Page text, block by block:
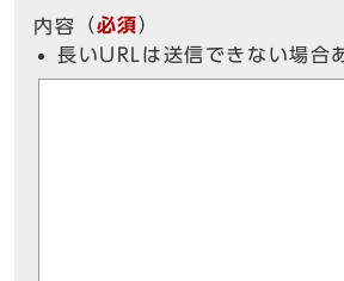
内容 （必須）
長いURLは送信できない場合